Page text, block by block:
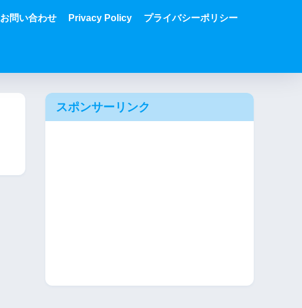
お問い合わせ Privacy Policy プライバシーポリシー
スポンサーリンク